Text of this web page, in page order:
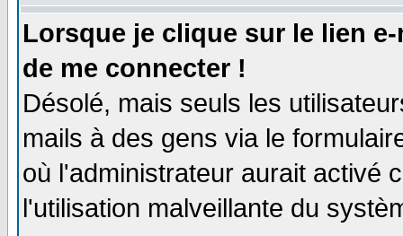
Lorsque je clique sur le lien
de me connecter !
Désolé, mais seuls les
mails à des gens via le
où l'administrateur aurait activé
l'utilisation malveillante du